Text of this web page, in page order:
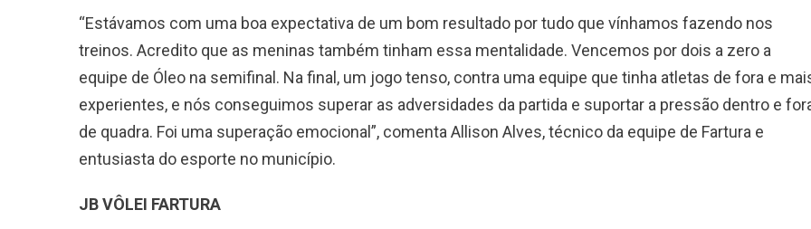
“Estávamos com uma boa expectativa de um bom resultado por tudo que vínhamos fazendo nos
treinos. Acredito que as meninas também tinham essa mentalidade. Vencemos por dois a zero a
equipe de Óleo na semifinal. Na final, um jogo tenso, contra uma equipe que tinha atletas de fora e
experientes, e nós conseguimos superar as adversidades da partida e suportar a pressão dentro e
de quadra. Foi uma superação emocional”, comenta Allison Alves, técnico da equipe de Fartura e
entusiasta do esporte no município.
JB VÔLEI FARTURA